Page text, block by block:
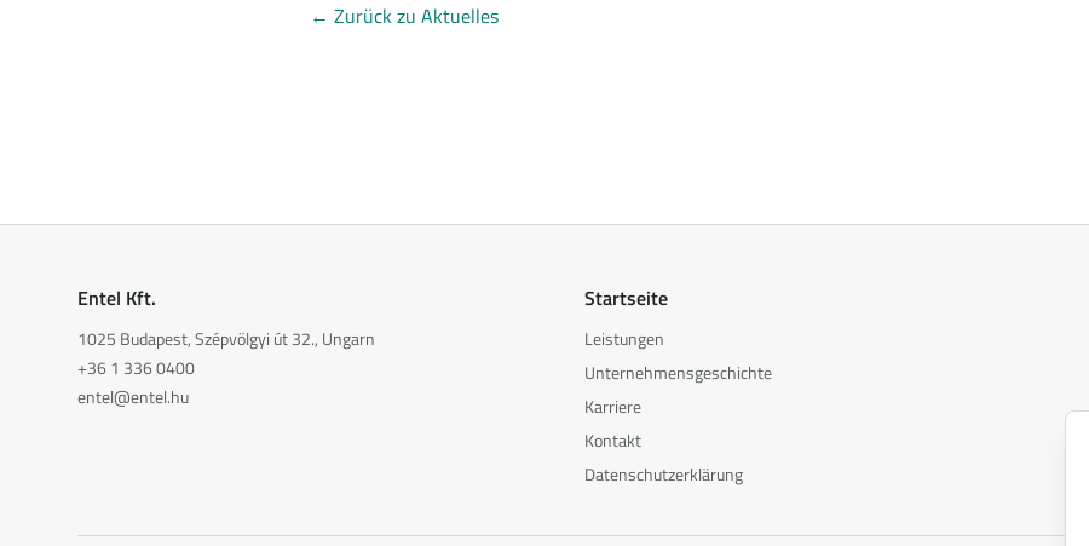
← Zurück zu Aktuelles
Entel Kft.
1025 Budapest, Szépvölgyi út 32., Ungarn
+36 1 336 0400
entel@entel.hu
Startseite
Leistungen
Unternehmensgeschichte
Karriere
Kontakt
Datenschutzerklärung